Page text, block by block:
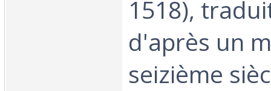
1518),
d'après un
seizième